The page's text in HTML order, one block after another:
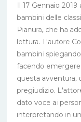
Il 17 Gennaio
bambini delle
Pianura, che ha
lettura. L'autore
bambini
facendo
questa avventura,
pregiudizio.
dato voce ai
interpretando in